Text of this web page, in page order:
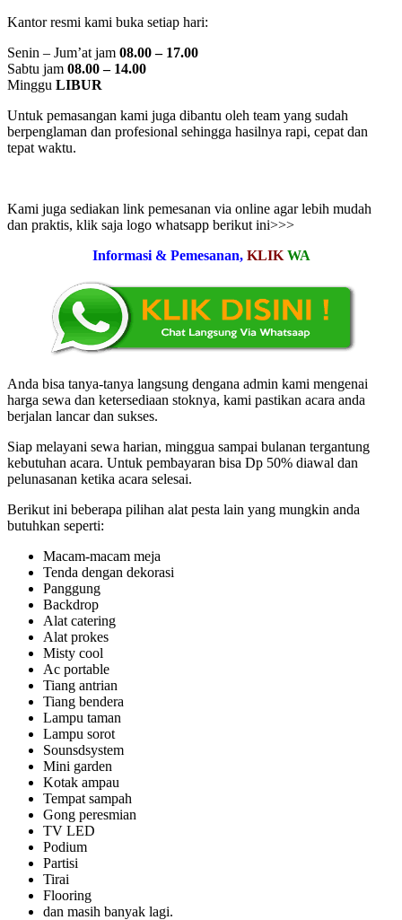
Kantor resmi kami buka setiap hari:
Senin – Jum’at jam 08.00 – 17.00
Sabtu jam 08.00 – 14.00
Minggu LIBUR
Untuk pemasangan kami juga dibantu oleh team yang sudah
berpenglaman dan profesional sehingga hasilnya rapi, cepat dan
tepat waktu.
Kami juga sediakan link pemesanan via online agar lebih mudah
dan praktis, klik saja logo whatsapp berikut ini>>>
Informasi & Pemesanan, KLIK WA
Anda bisa tanya-tanya langsung dengana admin kami mengenai
harga sewa dan ketersediaan stoknya, kami pastikan acara anda
berjalan lancar dan sukses.
Siap melayani sewa harian, minggua sampai bulanan tergantung
kebutuhan acara. Untuk pembayaran bisa Dp 50% diawal dan
pelunasanan ketika acara selesai.
Berikut ini beberapa pilihan alat pesta lain yang mungkin anda
butuhkan seperti:
Macam-macam meja
Tenda dengan dekorasi
Panggung
Backdrop
Alat catering
Alat prokes
Misty cool
Ac portable
Tiang antrian
Tiang bendera
Lampu taman
Lampu sorot
Sounsdsystem
Mini garden
Kotak ampau
Tempat sampah
Gong peresmian
TV LED
Podium
Partisi
Tirai
Flooring
dan masih banyak lagi.